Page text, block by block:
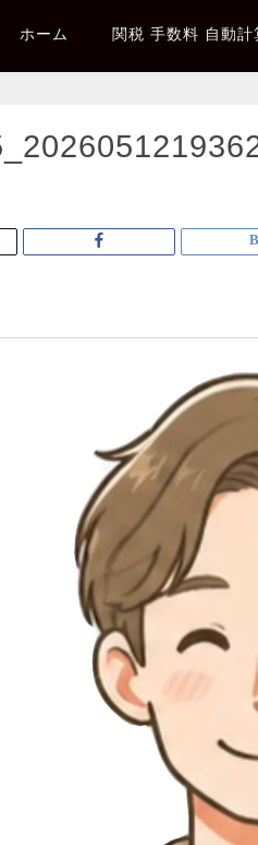
ホーム 関税 手数料 自動計